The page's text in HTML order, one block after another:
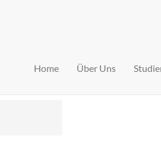
Home Über Uns